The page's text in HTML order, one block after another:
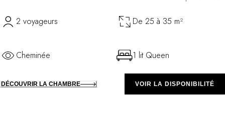
2 voyageurs De 25 à 35 m²
Cheminée 1 lit Queen
DÉCOUVRIR LA CHAMBRE VOIR LA DISPONIBILITÉ